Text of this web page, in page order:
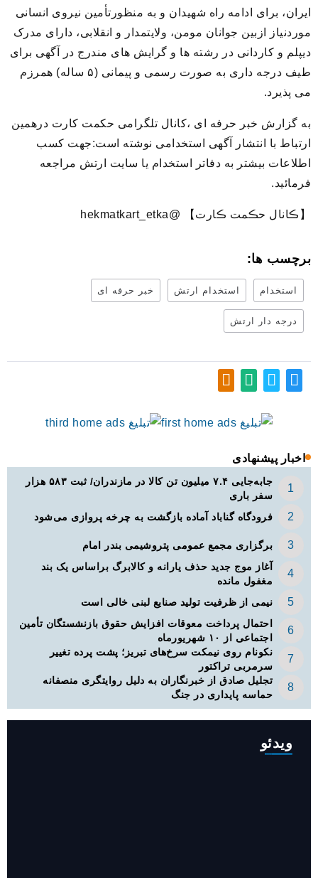
ايران، برای ادامه راه شهیدان و به منظورتأمین نیروی انسانی
موردنیاز ازبین جوانان مومن، ولایتمدار و انقلابی، دارای مدرک
دیپلم و کاردانی در رشته ها و گرایش های مندرج در آگهی برای
طیف درجه داری به صورت رسمی و پیمانی (۵ ساله) همرزم
می پذیرد.
به گزارش خبر حرفه ای ،کانال تلگرامی حکمت کارت درهمین
ارتباط با انتشار آگهی استخدامی نوشته است:جهت کسب
اطلاعات بیشتر به دفاتر استخدام یا سایت ارتش مراجعه
فرمائید.
【ڪانال حڪمت ڪارت】 @hekmatkart_etka
برچسب ها:
استخدام استخدام ارتش خبر حرفه ای
درجه دار ارتش
اخبار پیشنهادی
جابه‌جایی ۷.۴ میلیون تن کالا در مازندران/ ثبت ۵۸۳ هزار
سفر باری
فرودگاه گناباد آماده بازگشت به چرخه پروازی می‌شود
برگزاری مجمع عمومی پتروشیمی بندر امام
آغاز موج جدید حذف یارانه و کالابرگ براساس یک بند
مغفول مانده
نیمی از ظرفیت تولید صنایع لبنی خالی است
احتمال پرداخت معوقات افزایش حقوق بازنشستگان تأمین
اجتماعی از ۱۰ شهریورماه
نکونام روی نیمکت سرخ‌های تبریز؛ پشت پرده تغییر
سرمربی تراکتور
تجلیل صادق از خبرنگاران به دلیل روایتگری منصفانه
حماسه پایداری در جنگ
ویدئو